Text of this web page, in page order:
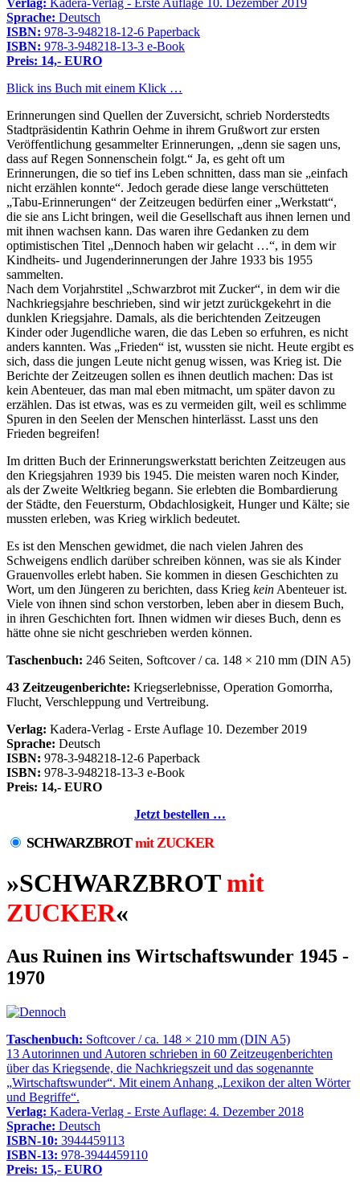
Verlag: Kadera-Verlag - Erste Auflage 10. Dezember 2019
Sprache: Deutsch
ISBN: 978-3-948218-12-6 Paperback
ISBN: 978-3-948218-13-3 e-Book
Preis: 14,- EURO
Blick ins Buch mit einem Klick …
Erinnerungen sind Quellen der Zuversicht, schrieb Norderstedts
Stadtpräsidentin Kathrin Oehme in ihrem Grußwort zur ersten
Veröffentlichung gesammelter Erinnerungen,
denn sie sagen uns,
dass auf Regen Sonnenschein folgt.
Ja, es geht oft um
Erinnerungen, die so tief ins Leben schnitten, dass man sie
einfach
nicht erzählen konnte . Jedoch gerade diese lange verschütteten
Tabu-Erinnerungen
der Zeitzeugen bedürfen einer Werkstatt ,
die sie ans Licht bringen, weil die Gesellschaft aus ihnen lernen und
mit ihnen wachsen kann. Das waren ihre Gedanken zu dem
optimistischen Titel
Dennoch haben wir gelacht … , in dem wir
Kindheits- und Jugenderinnerungen der Jahre 1933 bis 1955
sammelten.
Nach dem Vorjahrstitel
Schwarzbrot mit Zucker , in dem wir die
Nachkriegsjahre beschrieben, sind wir jetzt zurückgekehrt in die
dunklen Kriegsjahre. Damals, als die berichtenden Zeitzeugen
Kinder oder Jugendliche waren, die das Leben so erfuhren, es nicht
anders kannten. Was
Frieden
ist, wussten sie nicht. Heute ergibt es
sich, dass die jungen Leute nicht genug wissen, was Krieg ist. Die
Berichte der Zeitzeugen sollen es ihnen deutlich machen: Das ist
kein Abenteuer, das man mal eben mitmacht, um später davon zu
erzählen. Das ist etwas, was es zu vermeiden gilt, weil es schlimme
Spuren in den Seelen der Menschen hinterlässt. Lasst uns den
Frieden begreifen!
Im dritten Buch der Erinnerungswerkstatt berichten Zeitzeugen aus
den Kriegsjahren 1939 bis 1945. Die meisten waren noch Kinder,
als der Zweite Weltkrieg begann. Sie erlebten die Bombardierung
der Städte, den Feuersturm, Obdachlosigkeit, Hunger und Kälte; sie
mussten erleben, was Krieg wirklich bedeutet.
Es ist den Menschen gewidmet, die nach vielen Jahren des
Schweigens endlich darüber schreiben können, was sie als Kinder
Grauenvolles erlebt haben. Sie kommen in diesen Geschichten zu
Wort, um den Jüngeren zu berichten, dass Krieg kein Abenteuer ist.
Viele von ihnen sind schon verstorben, leben aber in diesem Buch,
in ihren Geschichten fort. Ihnen widmen wir dieses Buch, denn es
hätte ohne sie nicht geschrieben werden können.
Taschenbuch: 246 Seiten, Softcover / ca. 148 × 210 mm (DIN A5)
43 Zeitzeugenberichte: Kriegserlebnisse, Operation Gomorrha,
Flucht, Verschleppung und Vertreibung.
Verlag: Kadera-Verlag - Erste Auflage 10. Dezember 2019
Sprache: Deutsch
ISBN: 978-3-948218-12-6 Paperback
ISBN: 978-3-948218-13-3 e-Book
Preis: 14,- EURO
Jetzt bestellen …
SCHWARZBROTmit ZUCKER
»SCHWARZBROTmit
ZUCKER«
Aus Ruinen ins Wirtschaftswunder 1945 -
1970
Taschenbuch: Softcover / ca. 148 × 210 mm (DIN A5)
13 Autorinnen und Autoren schrieben in 60 Zeitzeugenberichten
über das Kriegsende, die Nachkriegszeit und das sogenannte
Wirtschaftswunder . Mit einem Anhang
Lexikon der alten Wörter
und Begriffe .
Verlag: Kadera-Verlag - Erste Auflage: 4. Dezember 2018
Sprache: Deutsch
ISBN-10: 3944459113
ISBN-13: 978-3944459110
Preis: 15,- EURO